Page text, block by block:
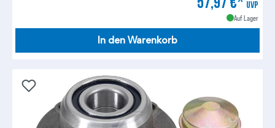
UVP
Auf Lager
In den Warenkorb